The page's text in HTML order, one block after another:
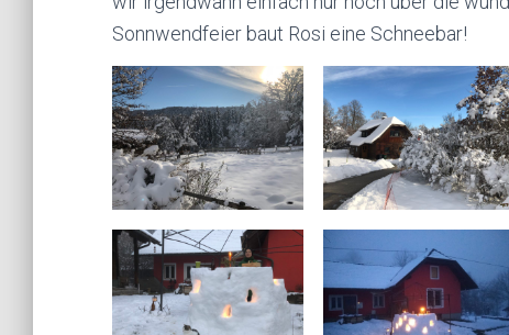
Sonnwendfeier baut Rosi eine Schneebar!